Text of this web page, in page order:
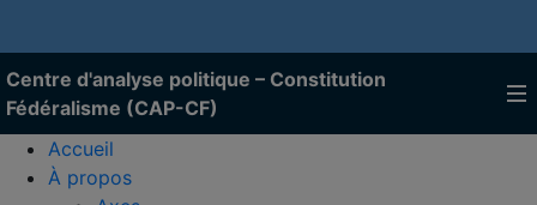
Centre d'analyse politique – Constitution
Fédéralisme (CAP-CF)
Accueil
À propos